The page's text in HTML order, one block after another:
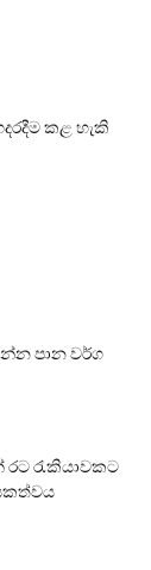
කළ හැකි
පාන වර්ග
රැකියාවකට